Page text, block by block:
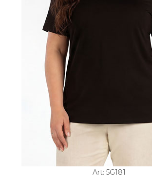
Art: 5G181